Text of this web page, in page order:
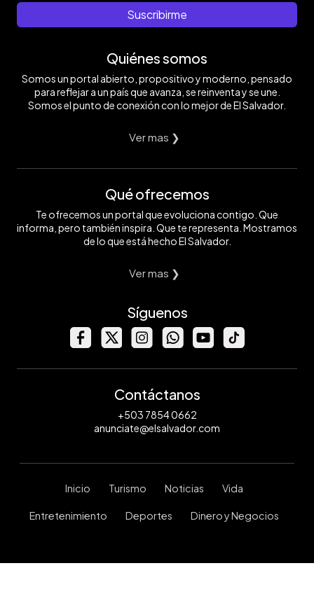
Suscribirme
Quiénes somos
Somos un portal abierto, propositivo y moderno, pensado
para reflejar a un país que avanza, se reinventa y se une.
Somos el punto de conexión con lo mejor de El Salvador.
Ver mas ❯
Qué ofrecemos
Te ofrecemos un portal que evoluciona contigo. Que
informa, pero también inspira. Que te representa. Mostramos
de lo que está hecho El Salvador.
Ver mas ❯
Síguenos
Contáctanos
+503 7854 0662
anunciate@elsalvador.com
Inicio Turismo Noticias Vida
Entretenimiento Deportes Dinero y Negocios